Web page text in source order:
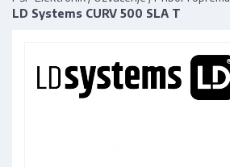
LD Systems CURV 500 SLA T